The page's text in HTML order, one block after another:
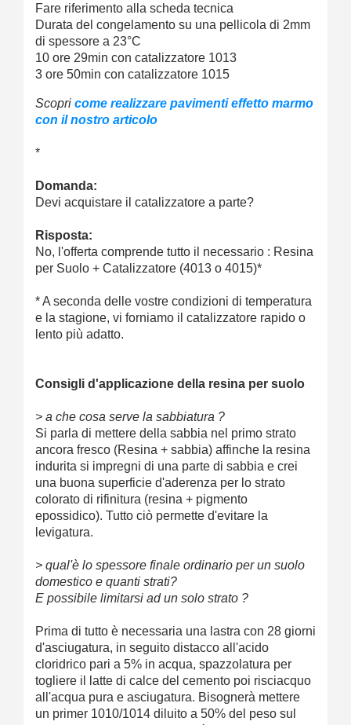
Fare riferimento alla scheda tecnica
Durata del congelamento su una pellicola di 2mm
di spessore a 23°C
10 ore 29min con catalizzatore 1013
3 ore 50min con catalizzatore 1015
Scopri come realizzare pavimenti effetto marmo
con il nostro articolo
*
Domanda:
Devi acquistare il catalizzatore a parte?
Risposta:
No, l'offerta comprende tutto il necessario : Resina
per Suolo + Catalizzatore (4013 o 4015)*
* A seconda delle vostre condizioni di temperatura
e la stagione, vi forniamo il catalizzatore rapido o
lento più adatto.
Consigli d'applicazione della resina per suolo
> a che cosa serve la sabbiatura ?
Si parla di mettere della sabbia nel primo strato
ancora fresco (Resina + sabbia) affinche la resina
indurita si impregni di una parte di sabbia e crei
una buona superficie d'aderenza per lo strato
colorato di rifinitura (resina + pigmento
epossidico). Tutto ciò permette d'evitare la
levigatura.
> qual'è lo spessore finale ordinario per un suolo
domestico e quanti strati?
E possibile limitarsi ad un solo strato ?
Prima di tutto è necessaria una lastra con 28 giorni
d'asciugatura, in seguito distacco all'acido
cloridrico pari a 5% in acqua, spazzolatura per
togliere il latte di calce del cemento poi risciacquo
all'acqua pura e asciugatura. Bisognerà mettere
un primer 1010/1014 diluito a 50% del peso sul